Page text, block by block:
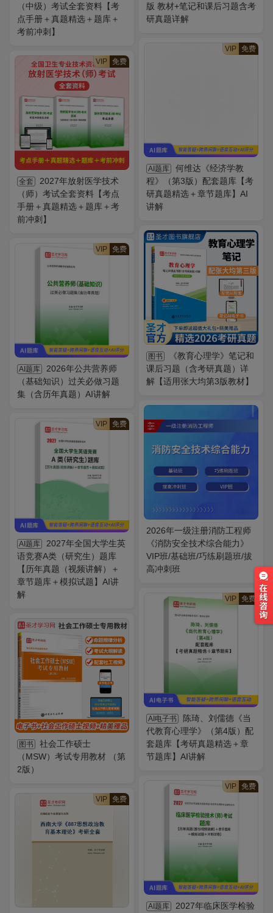
（中级）考试全套资料【考
点手册＋真题精选＋题库＋
考前冲刺】
版 教材+笔记和课后习题含考
研真题详解
VIP 免费
AI题库
何维达《经济学教
程》（第3版）配套题库【考
研真题精选＋章节题库】AI
讲解
VIP 免费
全套
2027年放射医学技术
（师）考试全套资料【考点
手册＋真题精选＋题库＋考
前冲刺】
图书
《教育心理学》笔记和
课后习题（含考研真题）详
解【适用张大均第3版教材】
VIP 免费
AI题库
2026年公共营养师
（基础知识）过关必做习题
集（含历年真题）AI讲解
2026年一级注册消防工程师
《消防安全技术综合能力》
VIP班/基础班/巧练刷题班/拔
高冲刺班
VIP 免费
AI题库
2027年全国大学生英
语竞赛A类（研究生）题库
【历年真题（视频讲解）＋
章节题库＋模拟试题】AI讲
解
VIP 免费
AI电子书
陈琦、刘儒德《当
代教育心理学》（第4版）配
套题库【考研真题精选＋章
节题库】AI讲解
图书
社会工作硕士
（MSW）考试专用教材 （第
2版）
VIP 免费
AI题库 2027年临床医学检验
VIP 免费